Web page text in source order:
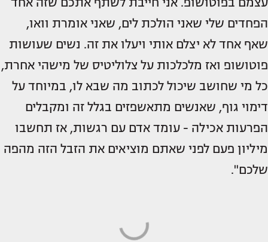
הפחדים שלי שאני הולכת לים, שאני אומרת וואו,
שאף אחד לא יצלם אותי ויעלו את זה. נשים שעושות
פוטושופ ואז מלכלכות על צלוליטיס של מישהי אחרת,
כל מי שחושב שיכול לכתוב מה שבא לו, במיוחד על
דימוי גוף, שאנשים מתאשפזים בגלל זה ומקבלים
הפרעות אכילה - עומד אדם עם רגשות, אז תחשבו
מיליון פעם לפני שאתם מוציאים את הזבל הזה מהפה
שלכם".